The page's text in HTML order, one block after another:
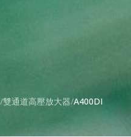
雙通道高壓放大器 A400DI